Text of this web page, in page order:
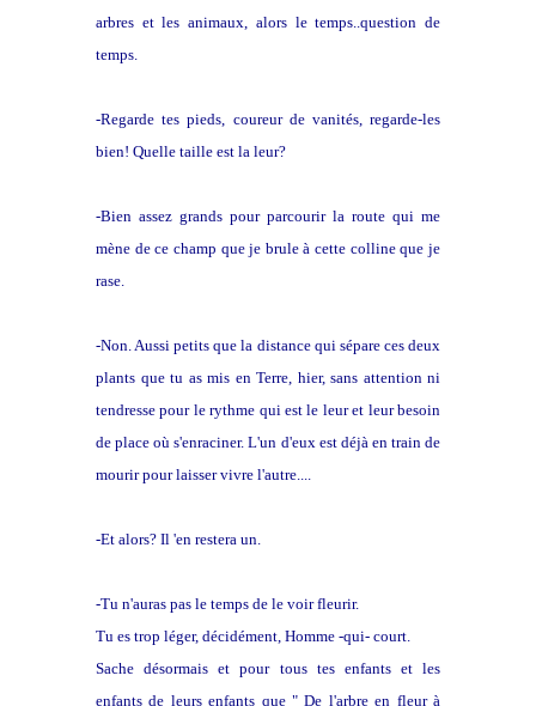
arbres et les animaux, alors le temps..question de
temps.
-Regarde tes pieds, coureur de vanités, regarde-les
bien! Quelle taille est la leur?
-Bien assez grands pour parcourir la route qui me
mène de ce champ que je brule à cette colline que je
rase.
-Non. Aussi petits que la distance qui sépare ces deux
plants que tu as mis en Terre, hier, sans attention ni
tendresse pour le rythme qui est le leur et leur besoin
de place où s'enraciner. L'un d'eux est déjà en train de
mourir pour laisser vivre l'autre....
-Et alors? Il 'en restera un.
-Tu n'auras pas le temps de le voir fleurir.
Tu es trop léger, décidément, Homme -qui- court.
Sache désormais et pour tous tes enfants et les
enfants de leurs enfants que " De l'arbre en fleur à